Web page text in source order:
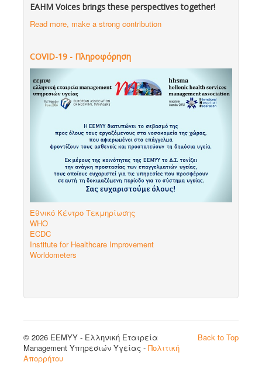
EAHM Voices brings these perspectives together!
Read more, make a strong contribution
COVID-19 - Πληροφόρηση
Εθνικό Κέντρο Τεκμηρίωσης
WHO
ECDC
Institute for Healthcare Improvement
Worldometers
Back to Top
© 2026 EEMYY - Ελληνική Εταιρεία
Management Υπηρεσιών Υγείας -Πολιτική
Απορρήτου